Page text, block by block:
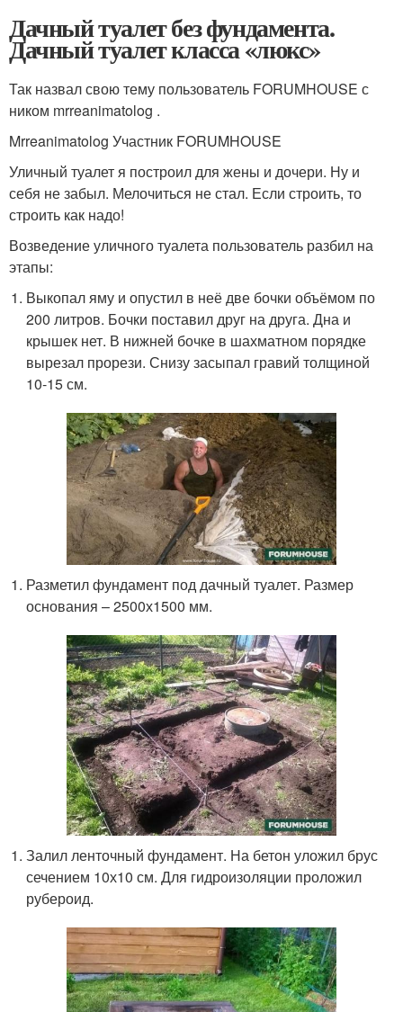
Дачный туалет без фундамента.
Дачный туалет класса «люкс»
Так назвал свою тему пользователь FORUMHOUSE с
ником mrreanimatolog .
Mrreanimatolog Участник FORUMHOUSE
Уличный туалет я построил для жены и дочери. Ну и
себя не забыл. Мелочиться не стал. Если строить, то
строить как надо!
Возведение уличного туалета пользователь разбил на
этапы:
Выкопал яму и опустил в неё две бочки объёмом по
200 литров. Бочки поставил друг на друга. Дна и
крышек нет. В нижней бочке в шахматном порядке
вырезал прорези. Снизу засыпал гравий толщиной
10-15 см.
Разметил фундамент под дачный туалет. Размер
основания – 2500х1500 мм.
Залил ленточный фундамент. На бетон уложил брус
сечением 10х10 см. Для гидроизоляции проложил
рубероид.